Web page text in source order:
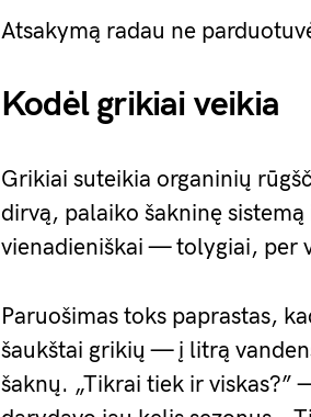
Atsakymą radau ne
Kodėl grikiai veikia
Grikiai suteikia organinių
dirvą, palaiko šakninę
vienadieniškai — tolygiai, per
Paruošimas toks paprastas,
šaukštai grikių — į litrą
šaknų. „Tikrai tiek ir